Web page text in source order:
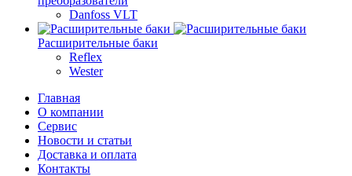
Danfoss VLT
Расширительные баки
Reflex
Wester
Главная
О компании
Сервис
Новости и статьи
Доставка и оплата
Контакты